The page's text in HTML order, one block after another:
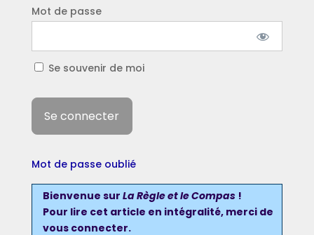
Mot de passe
Se souvenir de moi
Mot de passe oublié
Bienvenue sur La Règle et le Compas!
Pour lire cet article en intégralité, merci de
vous connecter.